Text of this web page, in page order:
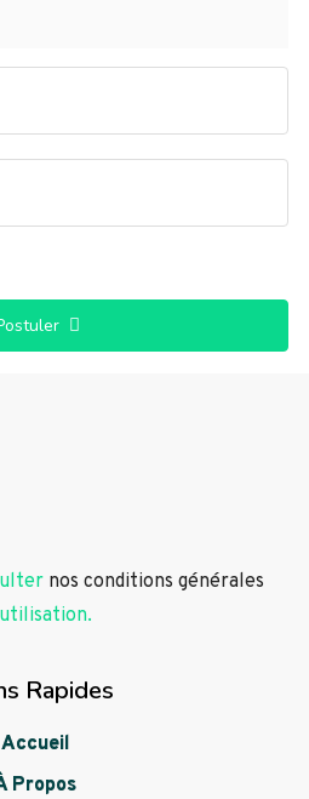
nos conditions générales
Rapides
Accueil
Propos